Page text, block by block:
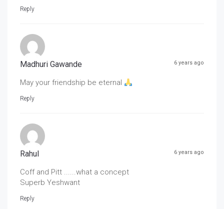
Reply
Madhuri Gawande 6 years ago
May your friendship be eternal
Reply
Rahul 6 years ago
Coff and Pitt ......what a concept
Superb Yeshwant
Reply